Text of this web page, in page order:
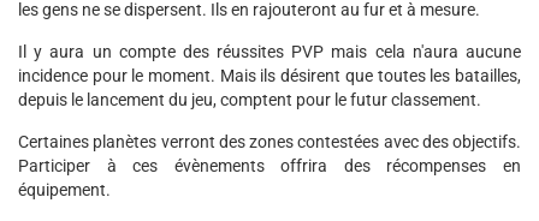
les gens ne se dispersent. Ils en rajouteront au fur et à mesure.
Il y aura un compte des réussites PVP mais cela n'aura aucune
incidence pour le moment. Mais ils désirent que toutes les batailles,
depuis le lancement du jeu, comptent pour le futur classement.
Certaines planètes verront des zones contestées avec des objectifs.
Participer à ces évènements offrira des récompenses en
équipement.